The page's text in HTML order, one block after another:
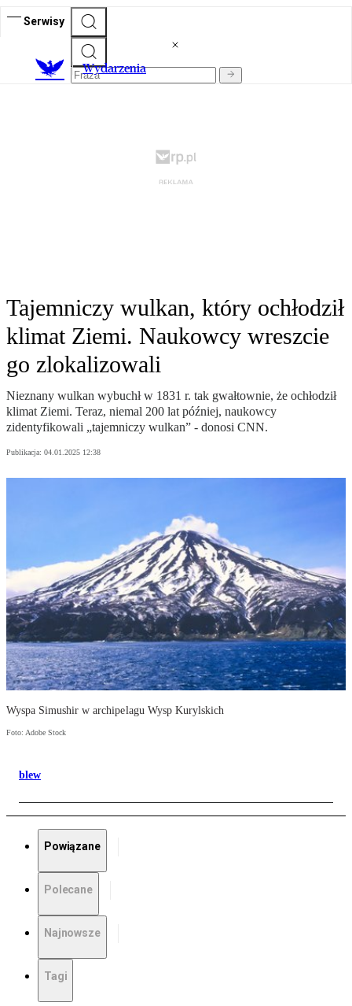
Serwisy
Wydarzenia
Tajemniczy wulkan, który ochłodził
klimat Ziemi. Naukowcy wreszcie
go zlokalizowali
Nieznany wulkan wybuchł w 1831 r. tak gwałtownie, że ochłodził
klimat Ziemi. Teraz, niemal 200 lat później, naukowcy
zidentyfikowali „tajemniczy wulkan” - donosi CNN.
Publikacja: 04.01.2025 12:38
Wyspa Simushir w archipelagu Wysp Kurylskich
Foto: Adobe Stock
blew
Powiązane
Polecane
Najnowsze
Tagi